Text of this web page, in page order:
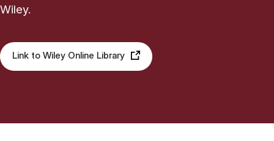
Wiley.
Link to Wiley Online Library